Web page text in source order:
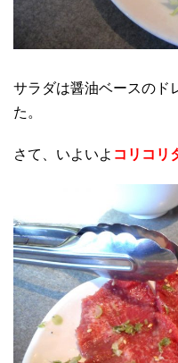
サラダは醤油ベースのド
た。
さて、いよいよ コリコリ